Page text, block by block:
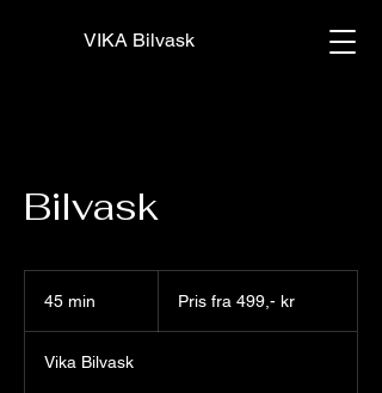
VIKA Bilvask
Bilvask
45 min
i
499,-Pris fra 499,- kr
Vika Bilvask